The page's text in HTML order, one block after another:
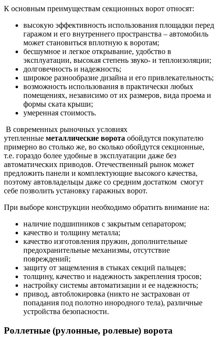
К основным преимуществам секционных ворот относят:
высокую эффективность использования площадки перед
гаражом и его внутреннего пространства – автомобиль
может становиться вплотную к воротам;
бесшумное и легкое открывание, удобство в
эксплуатации, высокая степень звуко- и теплоизоляции;
долговечность и надежность;
широкое разнообразие дизайна и его привлекательность;
возможность использования в практически любых
помещениях, независимо от их размеров, вида проема и
формы ската крыши;
умеренная стоимость.
В современных рыночных условиях
утепленные металлические ворота обойдутся покупателю
примерно во столько же, во сколько обойдутся секционные,
т.е. гораздо более удобные в эксплуатации даже без
автоматических приводов. Отечественный рынок может
предложить панели и комплектующие высокого качества,
поэтому автовладельцы даже со средним достатком смогут
себе позволить установку гаражных ворот.
При выборе конструкции необходимо обратить внимание на:
наличие подшипников с закрытым сепаратором;
качество и толщину металла;
качество изготовления пружин, дополнительные
предохранительные механизмы, отсутствие
повреждений;
защиту от защемления в стыках секций пальцев;
толщину, качество и надежность закрепления тросов;
настройку системы автоматизации и ее надежность;
привод, автоблокировка (никто не застрахован от
попадания под полотно инородного тела), различные
устройства безопасности.
Роллетные (рулонные, ролевые) ворота